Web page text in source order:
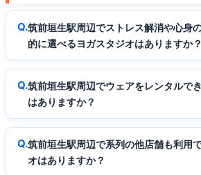
筑前垣生駅周辺でストレス解消や心身
的に選べるヨガスタジオはありますか？
筑前垣生駅周辺でウェアをレンタルで
はありますか？
筑前垣生駅周辺で系列の他店舗も利用
オはありますか？